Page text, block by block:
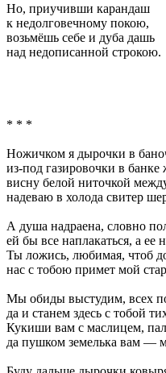
Но, приучивши карандаш
к недолговечному покою,
возьмёшь себе и дуба дашь
над недописанной строкою.
* * *
Ножичком я дырочки в
из-под газировочки в банке
висну белой ниточкой
надеваю в холода свитер
А душа надраена, словно
ей бы все наплакаться, а ее
Ты ложись, любимая, чтоб
нас с тобою примет мой
Мы обиды выстудим, всех
да и станем здесь с тобой
Кукиши вам с маслицем,
да пушком земелька вам —